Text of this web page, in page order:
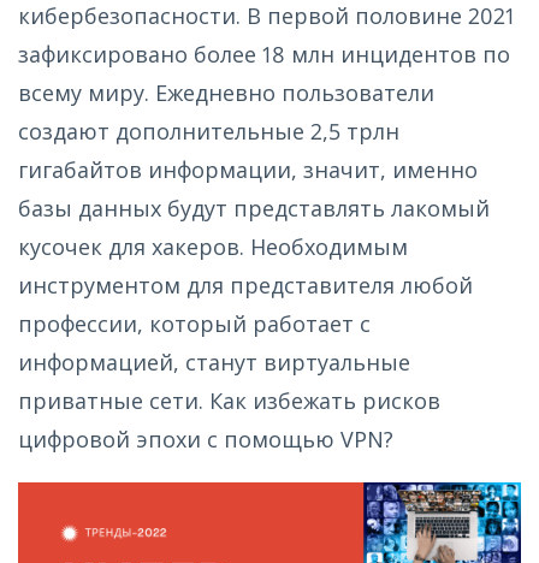
кибербезопасности. В первой половине 2021
зафиксировано более 18 млн инцидентов по
всему миру. Ежедневно пользователи
создают дополнительные 2,5 трлн
гигабайтов информации, значит, именно
базы данных будут представлять лакомый
кусочек для хакеров. Необходимым
инструментом для представителя любой
профессии, который работает с
информацией, станут виртуальные
приватные сети. Как избежать рисков
цифровой эпохи с помощью VPN?